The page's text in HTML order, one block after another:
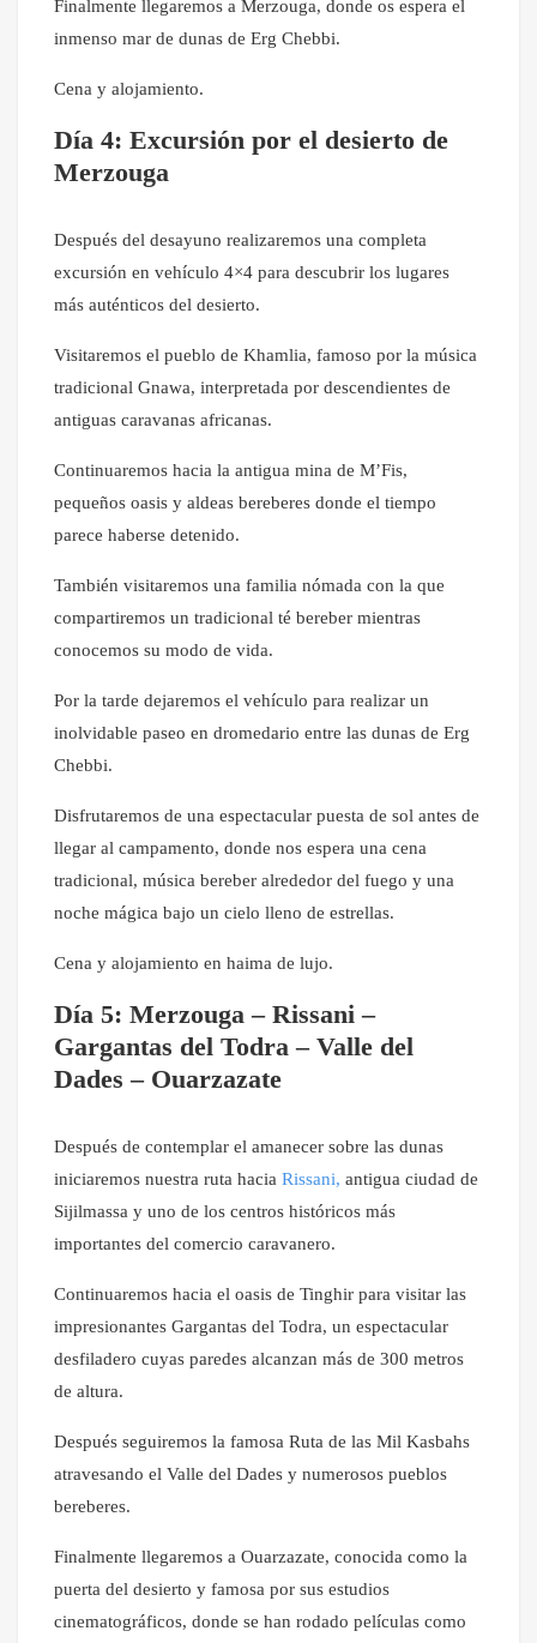
Finalmente llegaremos a Merzouga, donde os espera el
inmenso mar de dunas de Erg Chebbi.
Cena y alojamiento.
Día 4: Excursión por el desierto de
Merzouga
Después del desayuno realizaremos una completa
excursión en vehículo 4×4 para descubrir los lugares
más auténticos del desierto.
Visitaremos el pueblo de Khamlia, famoso por la música
tradicional Gnawa, interpretada por descendientes de
antiguas caravanas africanas.
Continuaremos hacia la antigua mina de M’Fis,
pequeños oasis y aldeas bereberes donde el tiempo
parece haberse detenido.
También visitaremos una familia nómada con la que
compartiremos un tradicional té bereber mientras
conocemos su modo de vida.
Por la tarde dejaremos el vehículo para realizar un
inolvidable paseo en dromedario entre las dunas de Erg
Chebbi.
Disfrutaremos de una espectacular puesta de sol antes de
llegar al campamento, donde nos espera una cena
tradicional, música bereber alrededor del fuego y una
noche mágica bajo un cielo lleno de estrellas.
Cena y alojamiento en haima de lujo.
Día 5: Merzouga – Rissani –
Gargantas del Todra – Valle del
Dades – Ouarzazate
Después de contemplar el amanecer sobre las dunas
iniciaremos nuestra ruta hacia Rissani, antigua ciudad de
Sijilmassa y uno de los centros históricos más
importantes del comercio caravanero.
Continuaremos hacia el oasis de Tinghir para visitar las
impresionantes Gargantas del Todra, un espectacular
desfiladero cuyas paredes alcanzan más de 300 metros
de altura.
Después seguiremos la famosa Ruta de las Mil Kasbahs
atravesando el Valle del Dades y numerosos pueblos
bereberes.
Finalmente llegaremos a Ouarzazate, conocida como la
puerta del desierto y famosa por sus estudios
cinematográficos, donde se han rodado películas como